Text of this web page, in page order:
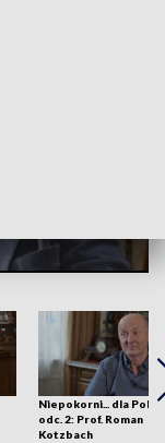
Niepokorni... dla
odc. 2: Prof. Roman
Kotzbach